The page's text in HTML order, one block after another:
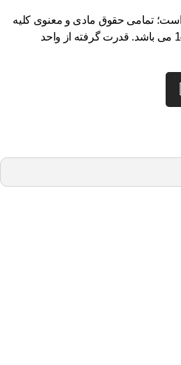
تمامی حقوق مادی و معنوی کلیه
مطالب سایت، متعلق به پلاک14 می باشد. قدرت گرفته از واحد